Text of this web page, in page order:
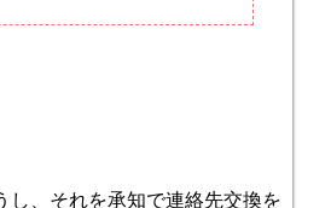
し、それを承知で連絡先交換を